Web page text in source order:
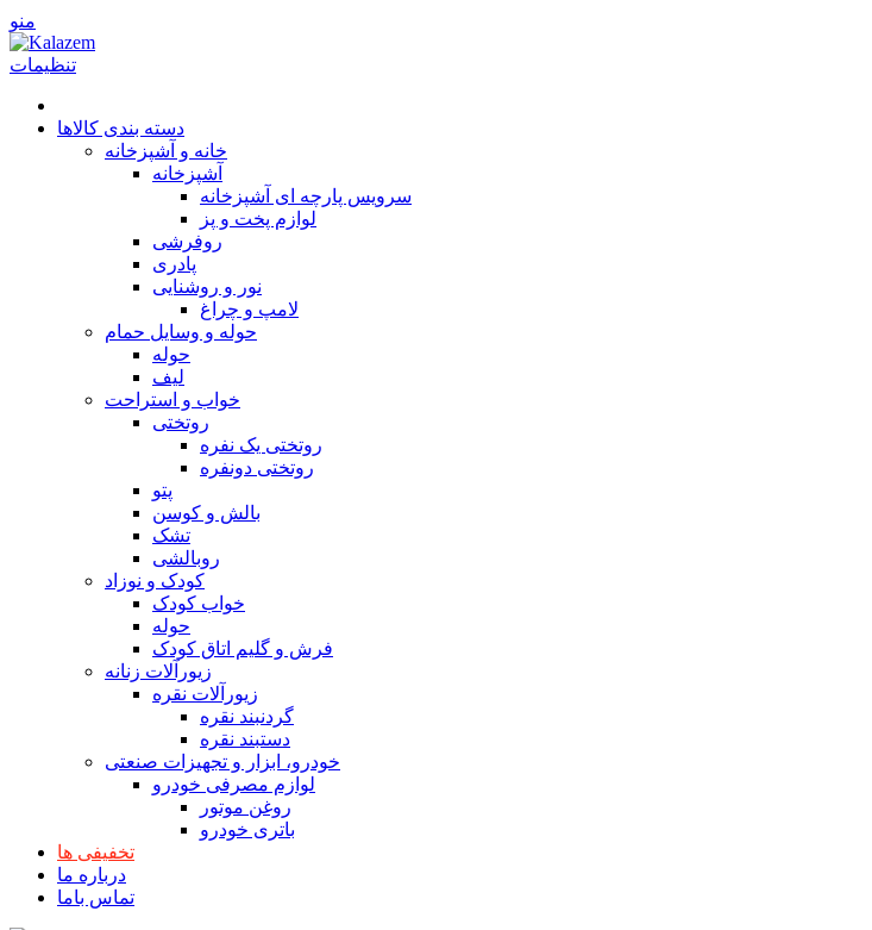
منو
تنظیمات
دسته بندی کالاها
خانه و آشپزخانه
آشپزخانه
سرویس پارچه ای آشپزخانه
لوازم پخت و پز
روفرشی
پا‌دری
نور و روشنایی
لامپ و چراغ
حوله و وسایل حمام
حوله
لیف
خواب و استراحت
روتختی
روتختی یک نفره
روتختی دونفره
پتو
بالش و کوسن
تشک
روبالشی
کودک و نوزاد
خواب کودک
حوله
فرش و گلیم اتاق کودک
زیورآلات زنانه
زیورآلات نقره
گردنبند نقره
دستبند نقره
خودرو، ابزار و تجهیزات صنعتی
لوازم مصرفی خودرو
روغن موتور
باتری خودرو
تخفیفی ها
درباره ما
تماس باما